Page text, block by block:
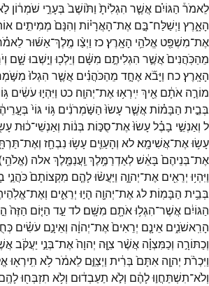
לֵאמֹר֒ הַגּוֹיִ֗ם אֲשֶׁ֤ר הִגְלִ֙יתָ֙ וַתּ֙וֹשֶׁב֙ בְּעָרֵ֣י שֹׁמְר֔וֹן
הָאָ֑רֶץ וַיְשַׁלַּח־בָּ֣ם אֶת־הָאֲרָי֗וֹת וְהִנָּם֙ מְמִיתִ֣ים
אֶת־מִשְׁפַּ֖ט אֱלֹהֵ֥י הָאָֽרֶץ׃כז וַיְצַ֨ו מֶֽלֶךְ־אַשּׁ֜וּר
מֵהַכֹּֽהֲנִים֙אֲשֶׁ֣ר הִגְלִיתֶ֣ם מִשָּׁ֔ם וְיֵלְכ֖וּ וְיֵ֣שְׁבוּ שָׁ֑ם
הָאָֽרֶץ׃כח וַיָּבֹ֞אאֶחָ֣ד מֵהַכֹּהֲנִ֗ים אֲשֶׁ֤ר הִגְלוּ֙
מוֹרֶ֣ה אֹתָ֔ם אֵ֖יךְ יִֽירְא֥וּאֶת־יְהוָֽה׃ כט וַיִּהְי֣וּעֹשִׂ֔ים
בְּבֵ֣ית הַבָּמ֗וֹתאֲשֶׁ֤רעָשׂוּ֙ הַשֹּׁ֣מְרֹנִ֔ים גּ֥וֹי גּוֹי֙
ל וְאַנְשֵׁ֣י בָבֶ֗לעָשׂוּ֙אֶת־סֻכּ֣וֹת בְּנ֔וֹת וְאַנְשֵׁי־כ֔וּת
עָשׂ֥וּאֶת־אֲשִׁימָֽא׃לא וְהָעַוִּ֛ים עָשׂ֥וּ נִבְחַ֖ז וְאֶת־
אֶת־בְּנֵיהֶם֙ בָּאֵ֔שׁלְאַדְרַמֶּ֥לֶךְ וַֽעֲנַמֶּ֖לֶךְאלה (אֱלֹהֵ֥י
וַיִּהְי֥וּ יְרֵאִ֖ים אֶת־יְהוָ֑ה וַיַּעֲשׂ֨וּלָהֶ֤ם מִקְצוֹתָם֙כֹּהֲנֵ֣י
בְּבֵ֥ית הַבָּמֽוֹת׃לגאֶת־יְהוָ֖ה הָי֣וּ יְרֵאִ֑ים וְאֶת־
הַגּוֹיִ֔ם אֲשֶׁר־הִגְל֥וּאֹתָ֖ם מִשָּֽׁם׃ לדעַ֣ד הַיּ֤וֹם הַזֶּה֙
הָרִֽאשֹׁנִ֑ים אֵינָ֤ם יְרֵאִים֙אֶת־יְהוָ֔ה וְאֵינָ֣ם עֹשִׂ֗ים
וְכַתּוֹרָ֣ה וְכַמִּצְוָ֗ה אֲשֶׁ֨ר צִוָּ֤ה יְהוָה֙אֶת־בְּנֵ֣י יַעֲקֹ֔ב
וַיִּכְרֹ֨ת יְהוָ֤ה אִתָּם֙ בְּרִ֔ית וַיְצַוֵּ֣ם לֵאמֹ֔רלֹ֥א תִֽירְא֖וּ
וְלֹא־תִשְׁתַּחֲו֣וּלָהֶ֔ם וְלֹ֣א תַעַבְד֔וּם וְלֹ֥א תִזְבְּח֖וּ